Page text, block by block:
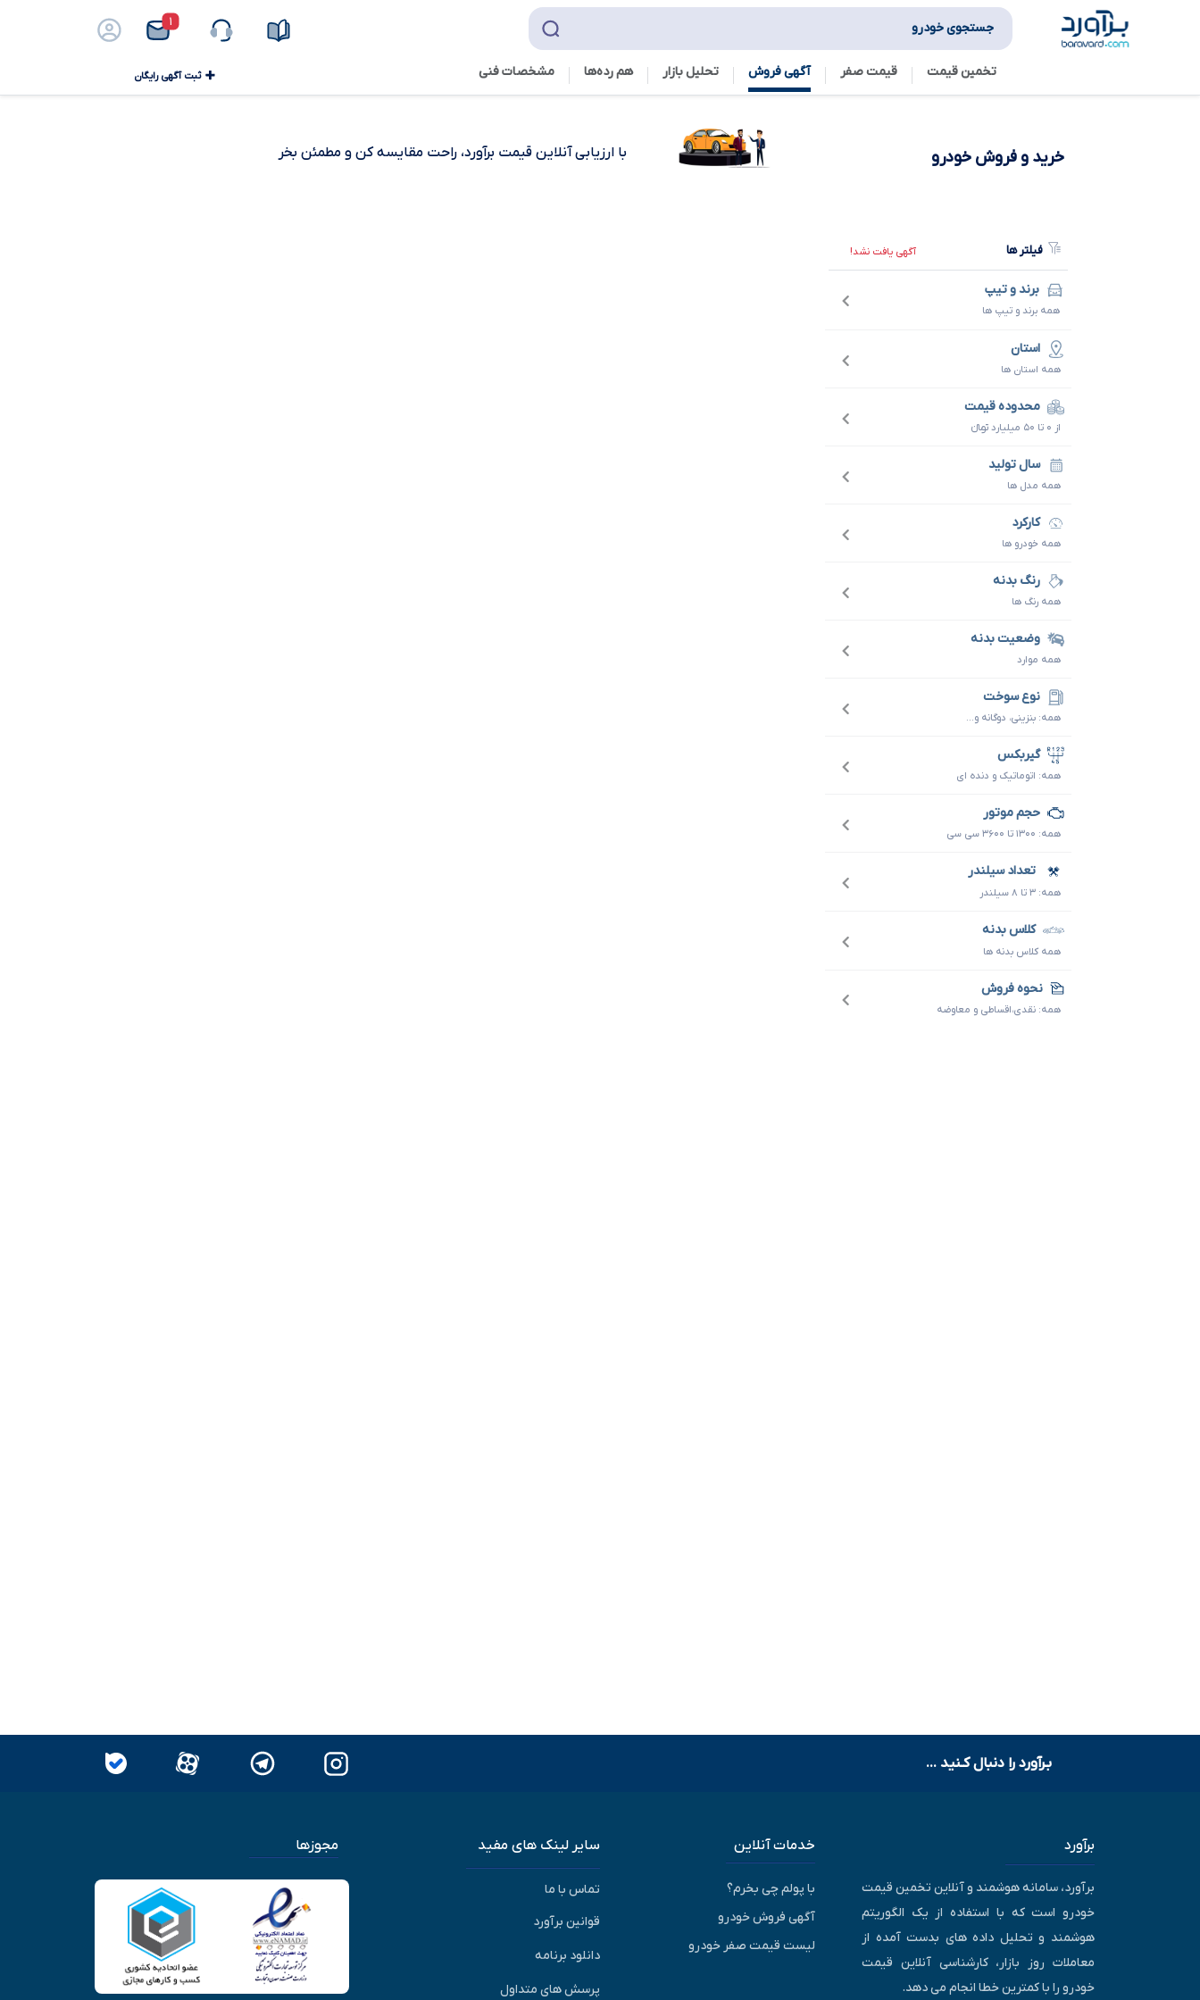
۱ جستجوی خودرو
تخمین قیمت قیمت صفر آگهی فروش تحلیل بازار هم رده‌ها‌ مشخصات فنی ثبت آگهی رایگان
خرید و فروش خودرو با ارزیابی آنلاین قیمت برآورد، راحت مقایسه کن و مطمئن بخر
فیلتر ها آگهی یافت نشد!
برند و تیپ
همه برند و تیپ ها
استان
همه استان ها
محدوده قیمت
از ۰ تا ۵۰ میلیارد تومانءءء
سال تولید
همه مدل ها
کارکرد
همه خودرو ها
رنگ بدنه
همه رنگ ها
وضعیت بدنه
همه موارد
نوع سوخت
همه: بنزینی، دوگانه و...
گیربکس
همه: اتوماتیک و دنده ای
حجم موتور
همه: ۱۳۰۰ تا ۳۶۰۰ سی سی
تعداد سیلندر
همه: ۳ تا ۸ سیلندر
کلاس بدنه
همه کلاس بدنه ها
نحوه فروش
همه: نقدی،اقساطی و معاوضه
بـرآورد را دنبال کـنید ...
برآورد
برآورد، سامانه هوشمند و آنلاین تخمین قیمت
خودرو است که با استفاده از یک الگوریتم
هوشمند و تحلیل داده های بدست آمده از
معاملات روز بازار، کارشناسی آنلاین قیمت
خودرو را با کمترین خطا انجام می دهد.
خدمات آنلاین
با پولم چی بخرم؟
آگهی فروش خودرو
لیست قیمت صفر خودرو
سایر لینک های مفید
تماس با ما
قوانین برآورد
دانلود برنامه
پرسش های متداول
مجوزها